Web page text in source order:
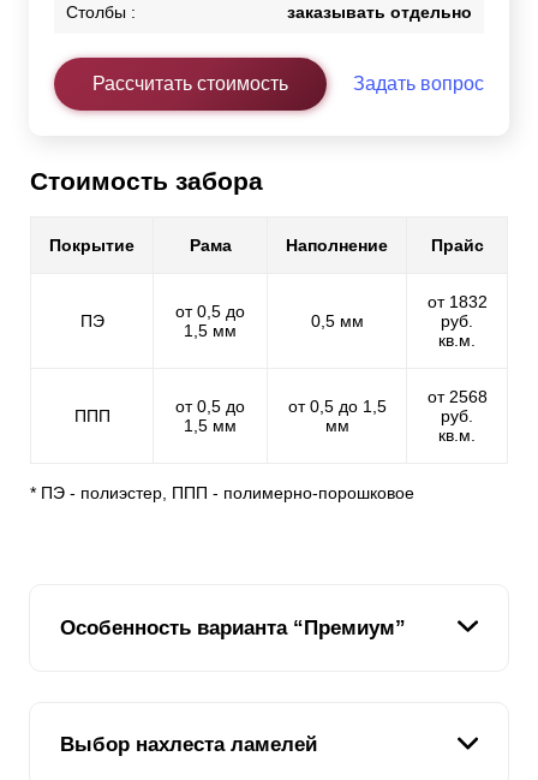
Столбы : заказывать отдельно
Рассчитать стоимость Задать вопрос
Стоимость забора
Покрытие Рама Наполнение Прайс
ПЭ
от 0,5 до
1,5 мм
0,5 мм
от 1832
руб.
кв.м.
ППП
от 0,5 до
1,5 мм
от 0,5 до 1,5
мм
от 2568
руб.
кв.м.
* ПЭ - полиэстер, ППП - полимерно-порошковое
Особенность варианта “Премиум”
Этот вариант продолжает тенденцию линейки
заборов-жалюзи, заложенную младшими
Выбор нахлеста ламелей